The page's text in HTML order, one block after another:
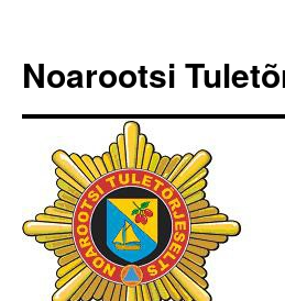
Noarootsi